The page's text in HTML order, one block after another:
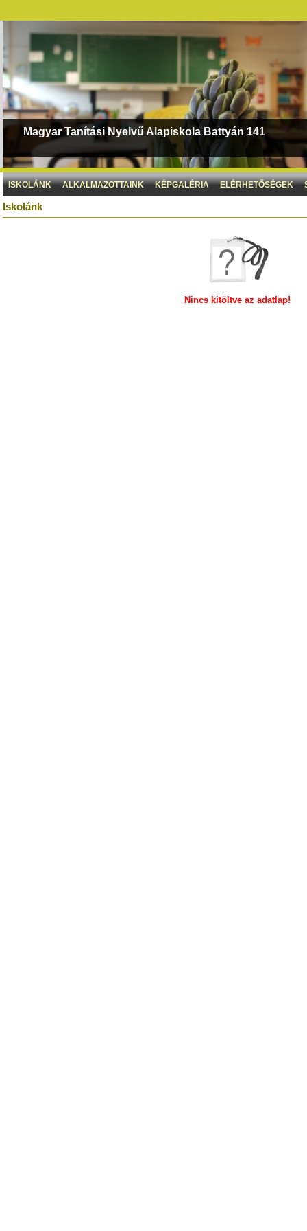
Magyar Tanítási Nyelvű Alapiskola Battyán 141
ISKOLÁNK ALKALMAZOTTAINK KÉPGALÉRIA ELÉRHETŐSÉGEK
Iskolánk
Nincs kitöltve az adatlap!